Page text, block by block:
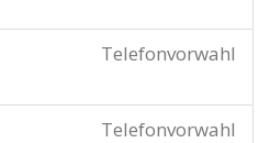
Telefonvorwahl
Telefonvorwahl